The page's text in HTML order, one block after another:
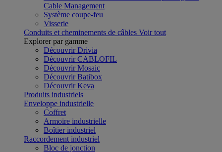
Cable Management
Système coupe-feu
Visserie
Conduits et cheminements de câbles Voir tout
Explorer par gamme
Découvrir Drivia
Découvrir CABLOFIL
Découvrir Mosaic
Découvrir Batibox
Découvrir Keva
Produits industriels
Enveloppe industrielle
Coffret
Armoire industrielle
Boîtier industriel
Raccordement industriel
Bloc de jonction